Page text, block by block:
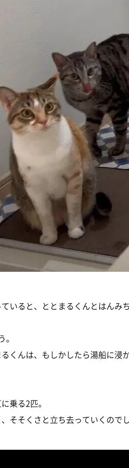
いると、ととまるくんとはんみ
くんは、もしかしたら湯船に浸
乗る2匹。
そそくさと立ち去っていくので